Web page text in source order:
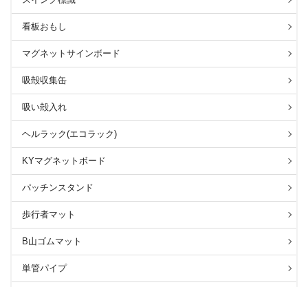
看板おもし
マグネットサインボード
吸殻収集缶
吸い殻入れ
ヘルラック(エコラック)
KYマグネットボード
パッチンスタンド
歩行者マット
B山ゴムマット
単管パイプ